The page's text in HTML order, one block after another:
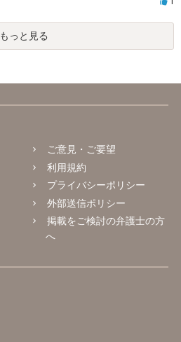
もっと見る
ご意見・ご要望
利用規約
プライバシーポリシー
外部送信ポリシー
掲載をご検討の弁護士の方
へ